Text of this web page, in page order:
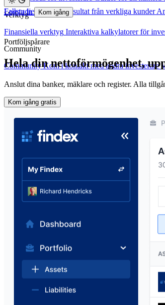
Fallstudier Verkliga resultat från verkliga kunder
Verktyg
Finansiella verktyg Interaktiva kalkylatorer för
Community
Community Kom i kontakt med andra investerare
Logga in Kom igång
Portföljspårare
Hela din nettoförmögenhet,
Anslut dina banker, mäklare och register. Alla
Kom igång gratis